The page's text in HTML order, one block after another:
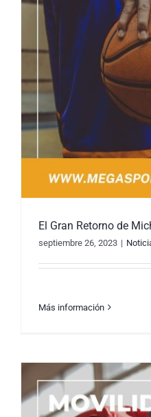
El Gran
El Gran Retorno de
septiembre 26, 2023 |
Más información